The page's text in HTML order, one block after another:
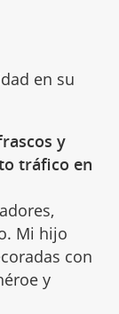
en su
y
tráfico en
Mi hijo
con
y